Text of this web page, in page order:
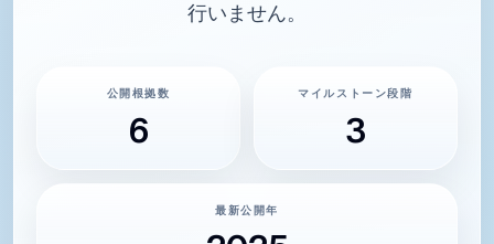
行いません。
公開根拠数
6
マイルストーン段階
3
最新公開年